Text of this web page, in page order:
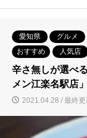
愛知県 グルメ
おすすめ
人気店
辛さ無しが選べ
メン江楽名駅店
2021.04.28 / 最終